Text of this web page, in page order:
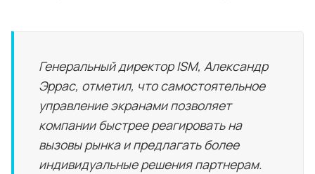
Генеральный директор ISM, Александр
Эррас, отметил, что самостоятельное
управление экранами позволяет
компании быстрее реагировать на
вызовы рынка и предлагать более
индивидуальные решения партнерам.